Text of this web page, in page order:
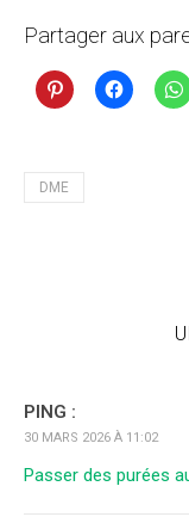
Partager aux
DME
PING :
30 MARS 2026 À 11:02
Passer des purées